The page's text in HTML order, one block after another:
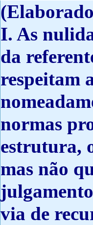
I. As
da
respeitam
normas
estrutura,
mas não
via de